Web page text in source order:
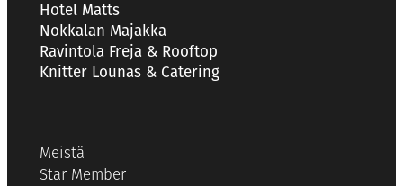
Hotel Matts
Nokkalan Majakka
Ravintola Freja & Rooftop
Knitter Lounas & Catering
Meistä
Star Member